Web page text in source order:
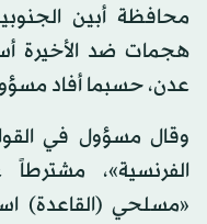
محافظة أبين
عدن، حسبما أفاد
وقال مسؤول في
الفرنسية»،
«مسلحي (القاعدة)